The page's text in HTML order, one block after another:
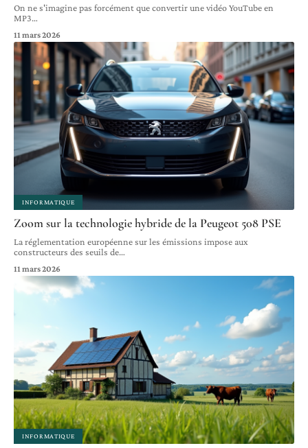
On ne s'imagine pas forcément que convertir une vidéo YouTube en
MP3…
11 mars 2026
INFORMATIQUE
Zoom sur la technologie hybride de la Peugeot 508 PSE
La réglementation européenne sur les émissions impose aux
constructeurs des seuils de…
11 mars 2026
INFORMATIQUE